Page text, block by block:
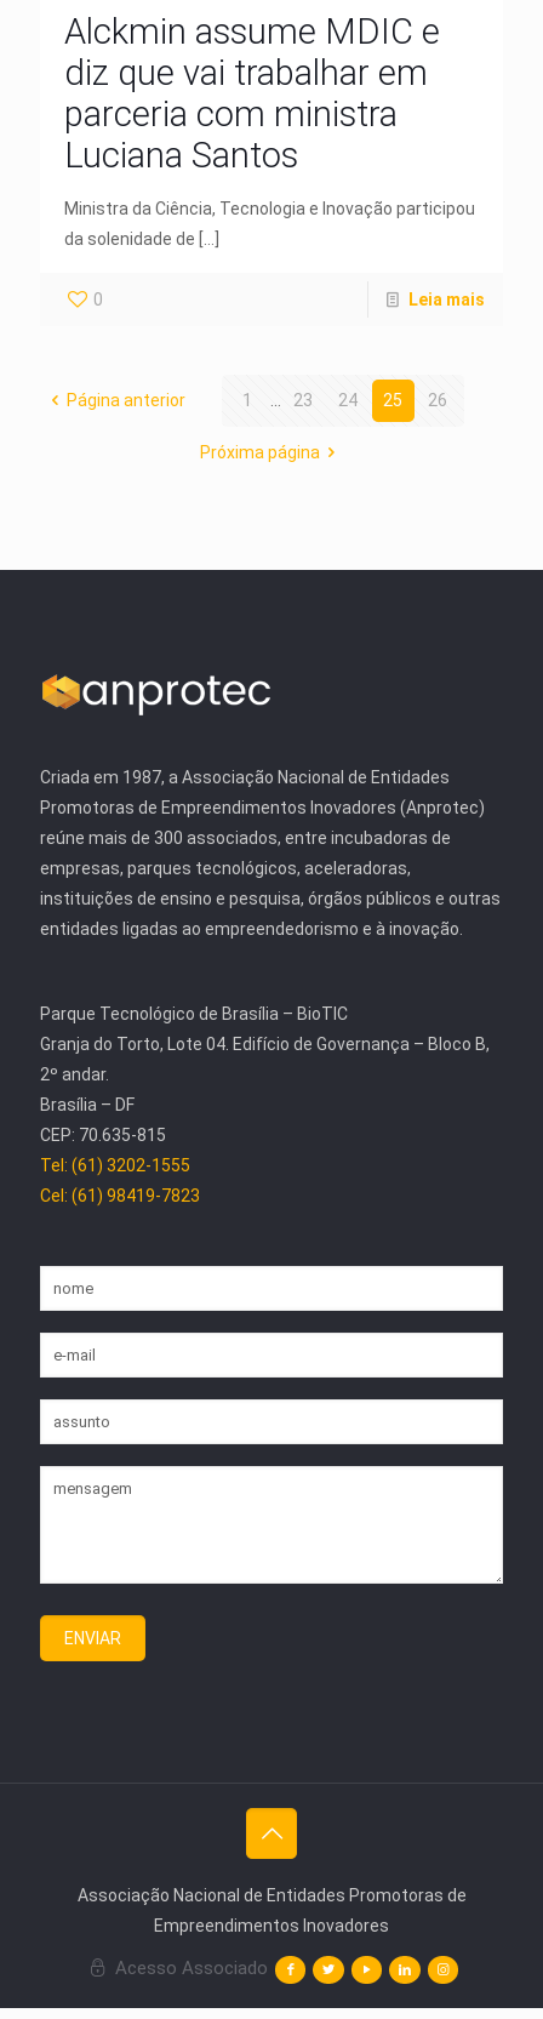
Alckmin assume MDIC e
diz que vai trabalhar em
parceria com ministra
Luciana Santos
Ministra da Ciência, Tecnologia e Inovação participou
da solenidade de
0 Leia mais
Página anterior 1 23 24 25 26
Próxima página
Criada em 1987, a Associação Nacional de Entidades
Promotoras de Empreendimentos Inovadores (Anprotec)
reúne mais de 300 associados, entre incubadoras de
empresas, parques tecnológicos, aceleradoras,
instituições de ensino e pesquisa, órgãos públicos e outras
entidades ligadas ao empreendedorismo e à inovação.
Parque Tecnológico de Brasília – BioTIC
Granja do Torto, Lote 04. Edifício de Governança – Bloco B,
2º andar.
Brasília – DF
CEP: 70.635-815
Tel: (61) 3202-1555
Cel: (61) 98419-7823
Associação Nacional de Entidades Promotoras de
Empreendimentos Inovadores
Acesso Associado